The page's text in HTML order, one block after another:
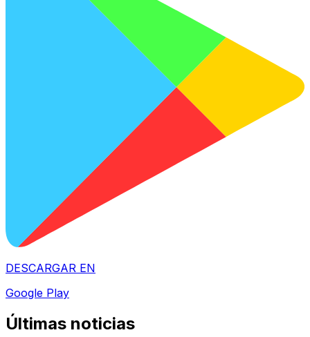
DESCARGAR EN
Google Play
Últimas noticias